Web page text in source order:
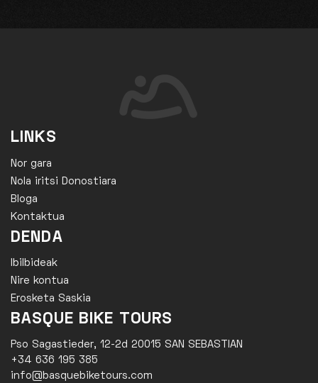
LINKS
Nor gara
Nola iritsi Donostiara
Bloga
Kontaktua
DENDA
Ibilbideak
Nire kontua
Erosketa Saskia
BASQUE BIKE TOURS
Pso Sagastieder, 12-2d 20015 SAN SEBASTIAN
+34 636 195 385
info@basquebiketours.com